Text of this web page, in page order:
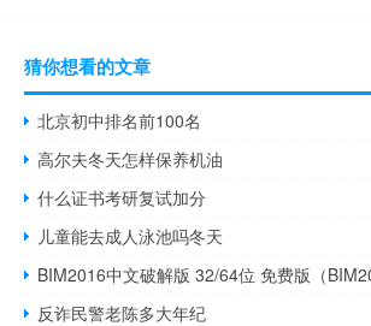
猜你想看的文章
北京初中排名前100名
高尔夫冬天怎样保养机油
什么证书考研复试加分
儿童能去成人泳池吗冬天
反诈民警老陈多大年纪